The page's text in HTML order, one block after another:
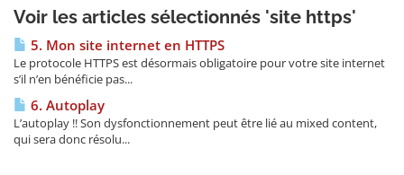
Voir les articles sélectionnés 'site https'
5. Mon site internet en HTTPS
Le protocole HTTPS est désormais obligatoire pour votre site internet
s’il n’en bénéficie pas...
6. Autoplay
L’autoplay !! Son dysfonctionnement peut être lié au mixed content,
qui sera donc résolu...